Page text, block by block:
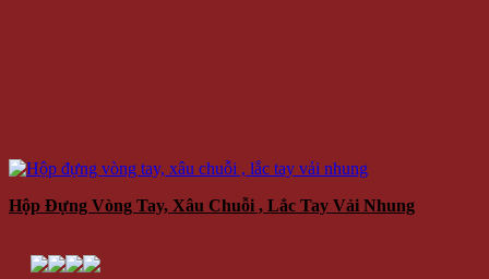
Hộp Đựng Vòng Tay, Xâu Chuỗi , Lắc Tay Vải Nhung